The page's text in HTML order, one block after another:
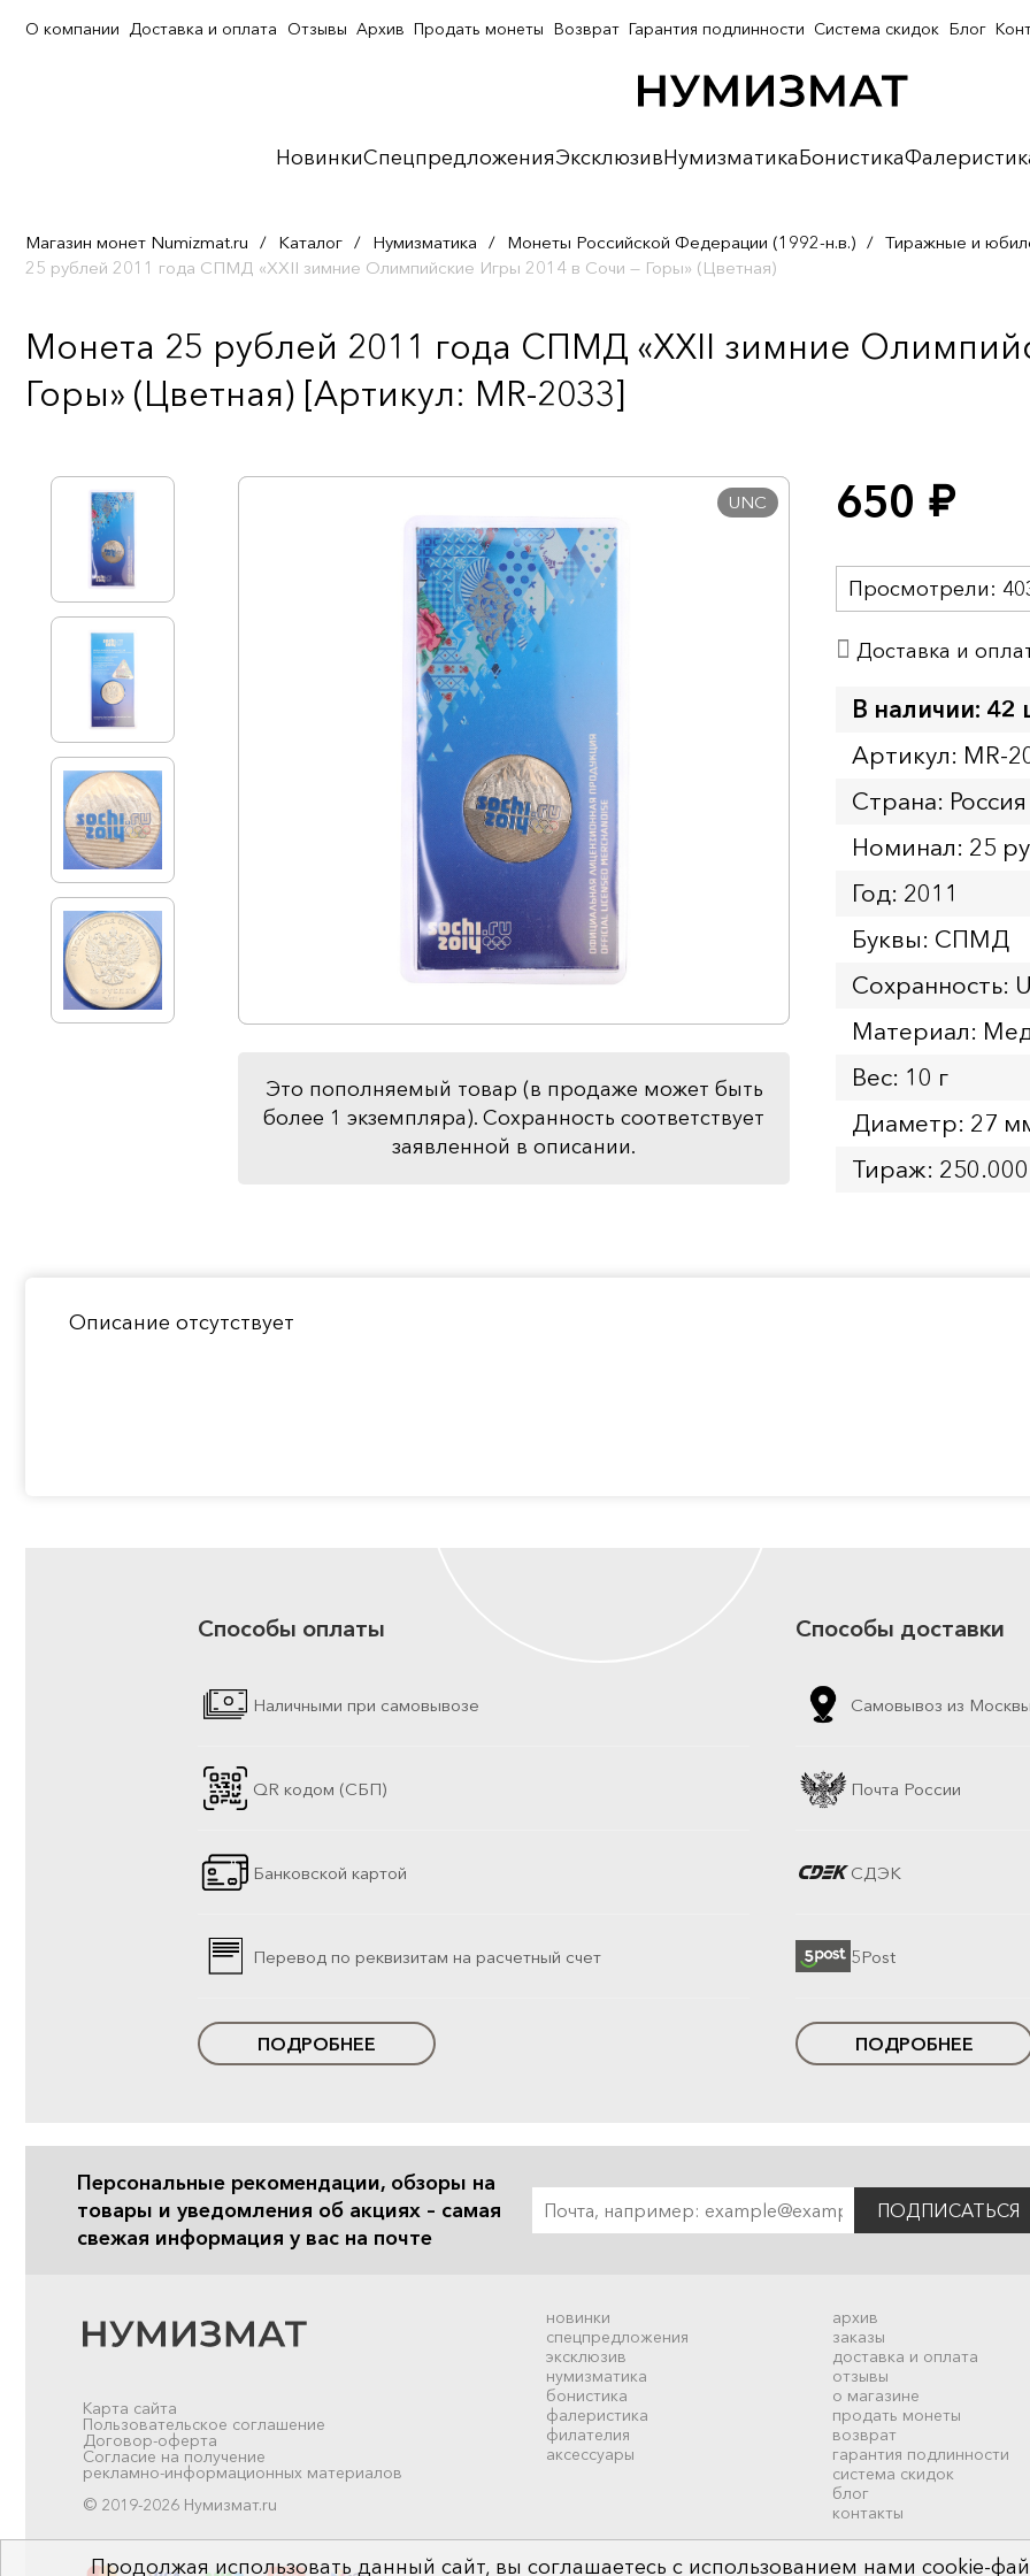
НовинкиСпецпредложенияЭксклюзивНумизматикаБонистика
О компании Доставка и оплата Отзывы Архив Продать монеты Возврат Гарантия подлинности Система скидок Блог
Магазин монет Numizmat.ru / Каталог / Нумизматика / Монеты Российской Федерации (1992-н.в.) / Тиражные и
25 рублей 2011 года СПМД «XXII зимние Олимпийские Игры 2014 в Сочи — Горы» (Цветная)
Монета 25 рублей 2011 года СПМД «XXII зимние
Горы» (Цветная) [Артикул: MR-2033]
UNC
Это пополняемый товар (в продаже может быть
более 1 экземпляра). Сохранность соответствует
заявленной в описании.
650 руб.
Просмотрели:
Доставка и
В наличии: 42
Артикул: MR-
Страна: Россия
Номинал: 25
Год: 2011
Буквы: СПМД
Сохранность:
Материал:
Вес: 10 г
Диаметр: 27
Тираж:
Описание отсутствует
Способы оплаты
Наличными при самовывозе
QR кодом (СБП)
Банковской картой
Перевод по реквизитам на расчетный счет
ПОДРОБНЕЕ
Способы доставки
Самовывоз из
Почта России
СДЭК
5Post
ПОДРОБНЕЕ
Персональные рекомендации, обзоры на
товары и уведомления об акциях – самая
свежая информация у вас на почте
ПОДПИСАТЬСЯ
новинки
спецпредложения
эксклюзив
нумизматика
бонистика
фалеристика
филателия
аксессуары
архив
заказы
доставка и оплата
отзывы
о магазине
продать монеты
возврат
гарантия подлинности
система скидок
блог
контакты
Карта сайта
Пользовательское соглашение
Договор-оферта
Согласие на получение
рекламно-информационных материалов
© 2019-2026 Нумизмат.ru
Продолжая использовать данный сайт, вы соглашаетесь с использованием нами cookie-